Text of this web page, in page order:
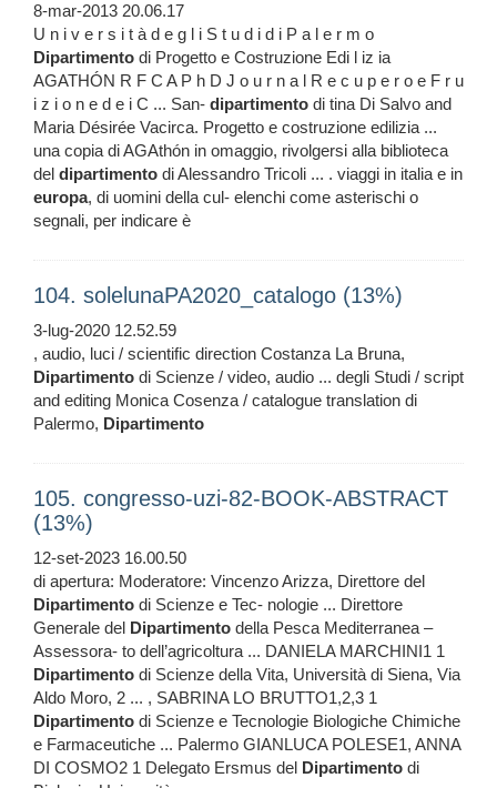
8-mar-2013 20.06.17
U n i v e r s i t à d e g l i S t u d i d i P a l e r m o
Dipartimento di Progetto e Costruzione Edi l iz ia
AGATHÓN R F C A P h D J o u r n a l R e c u p e r o e F r u
i z i o n e d e i C ... San- dipartimento di tina Di Salvo and
Maria Désirée Vacirca. Progetto e costruzione edilizia ...
una copia di AGAthón in omaggio, rivolgersi alla biblioteca
del dipartimento di Alessandro Tricoli ... . viaggi in italia e in
europa, di uomini della cul- elenchi come asterischi o
segnali, per indicare è
104. solelunaPA2020_catalogo (13%)
3-lug-2020 12.52.59
, audio, luci / scientific direction Costanza La Bruna,
Dipartimento di Scienze / video, audio ... degli Studi / script
and editing Monica Cosenza / catalogue translation di
Palermo, Dipartimento
105. congresso-uzi-82-BOOK-ABSTRACT
(13%)
12-set-2023 16.00.50
di apertura: Moderatore: Vincenzo Arizza, Direttore del
Dipartimento di Scienze e Tec- nologie ... Direttore
Generale del Dipartimento della Pesca Mediterranea –
Assessora- to dell’agricoltura ... DANIELA MARCHINI1 1
Dipartimento di Scienze della Vita, Università di Siena, Via
Aldo Moro, 2 ... , SABRINA LO BRUTTO1,2,3 1
Dipartimento di Scienze e Tecnologie Biologiche Chimiche
e Farmaceutiche ... Palermo GIANLUCA POLESE1, ANNA
DI COSMO2 1 Delegato Ersmus del Dipartimento di